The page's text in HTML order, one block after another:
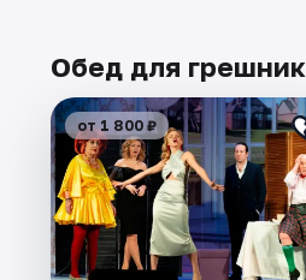
Обед для
от 1 800 ₽